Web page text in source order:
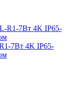
7Вт 4K IP65-